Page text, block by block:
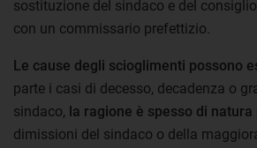
sostituzione del sindaco e del
con un commissario prefettizio.
Le cause degli scioglimenti possono
parte i casi di decesso, decadenza o
sindaco, la ragione è spesso di
dimissioni del sindaco o della